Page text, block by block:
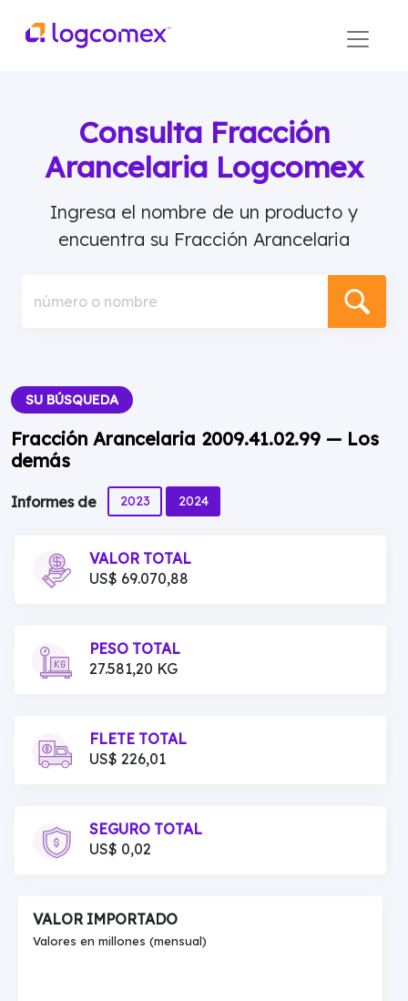
Consulta Fracción
Arancelaria Logcomex
Ingresa el nombre de un producto y
encuentra su Fracción Arancelaria
número o nombre
SU BÚSQUEDA
Fracción Arancelaria 2009.41.02.99 — Los
demás
Informes de 2023 2024
VALOR TOTAL
US$ 69.070,88
PESO TOTAL
27.581,20 KG
FLETE TOTAL
US$ 226,01
SEGURO TOTAL
US$ 0,02
VALOR IMPORTADO
Valores en millones (mensual)